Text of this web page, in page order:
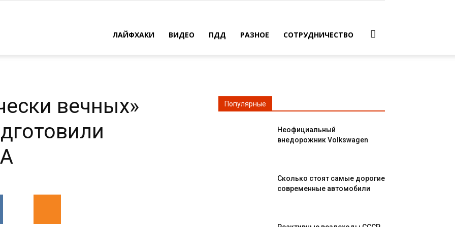
ЛАЙФХАКИ ВИДЕО ПДД РАЗНОЕ СОТРУДНИЧЕСТВО
вечных»
Популярные
Неофициальный
внедорожник Volkswagen
Сколько стоят самые дорогие
современные автомобили